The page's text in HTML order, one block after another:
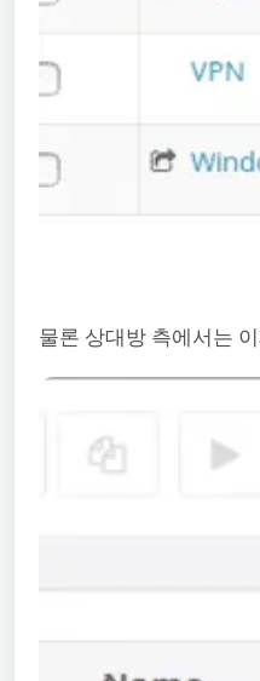
물론 상대방 측에서는